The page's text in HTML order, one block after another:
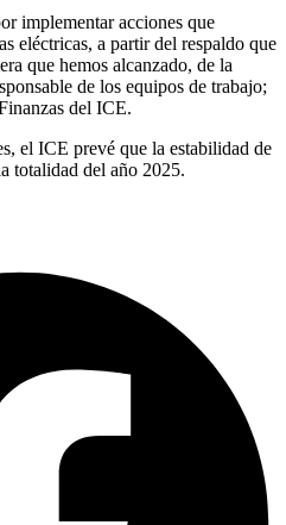
implementar acciones que
eléctricas, a partir del respaldo que
que hemos alcanzado, de la
de los equipos de trabajo;
del ICE.
el ICE prevé que la estabilidad de
totalidad del año 2025.